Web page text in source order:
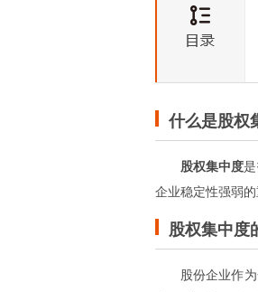
什么是股权
股权集中度
企业稳定性强弱的
股权集中度
股份企业作